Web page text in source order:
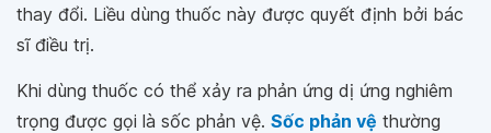
thay đổi. Liều dùng thuốc này được quyết định bởi bác
sĩ điều trị.
Khi dùng thuốc có thể xảy ra phản ứng dị ứng nghiêm
trọng được gọi là sốc phản vệ. Sốc phản vệ thường